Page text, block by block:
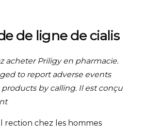
de ligne de cialis
acheter Priligy en pharmacie.
to report adverse events
products by calling. Il est conçu
rection chez les hommes